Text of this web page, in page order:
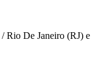
/ Rio De Janeiro (RJ) e